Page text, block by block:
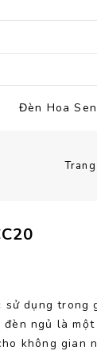
Đèn Hoa Sen
sử dụng trong
ngủ là
không gian